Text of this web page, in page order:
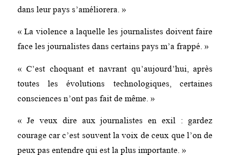
dans leur pays s’améliorera. »
« La violence a laquelle les journalistes doivent faire
face les journalistes dans certains pays m’a frappé. »
« C’est choquant et navrant qu’aujourd’hui, après
toutes les évolutions technologiques, certaines
consciences n’ont pas fait de même. »
« Je veux dire aux journalistes en exil : gardez
courage car c’est souvent la voix de ceux que l’on de
peux pas entendre qui est la plus importante. »